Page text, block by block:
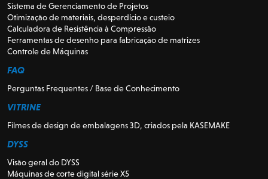
Sistema de Gerenciamento de Projetos
Otimização de materiais, desperdício e custeio
Calculadora de Resistência à Compressão
Ferramentas de desenho para fabricação de matrizes
Controle de Máquinas
FAQ
Perguntas Frequentes / Base de Conhecimento
VITRINE
Filmes de design de embalagens 3D, criados pela KASEMAKE
DYSS
Visão geral do DYSS
Máquinas de corte digital série X5